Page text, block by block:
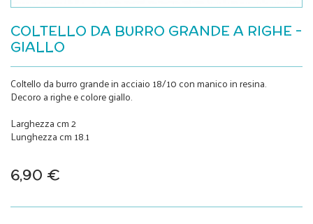
COLTELLO DA BURRO GRANDE A RIGHE -
GIALLO
Coltello da burro grande in acciaio 18/10 con manico in resina.
Decoro a righe e colore giallo.
Larghezza cm 2
Lunghezza cm 18.1
6,90 €